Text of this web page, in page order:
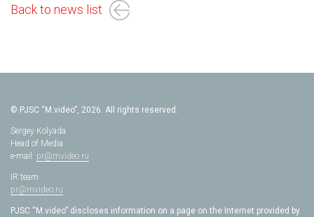
Back to news list
© PJSC “M.video”, 2026. All rights reserved.
Sergey Kolyada
Head of Media
e-mail: pr@mvideo.ru
IR team
pr@mvideo.ru
PJSC “M.video” discloses information on a page on the Internet provided by